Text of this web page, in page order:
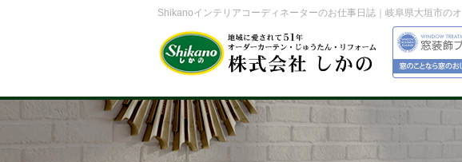
Shikanoインテリアコーディネーターのお仕事日誌｜岐阜県大垣市の